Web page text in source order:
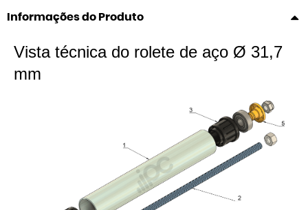
Informações do Produto
Vista técnica do rolete de aço Ø 31,7
mm